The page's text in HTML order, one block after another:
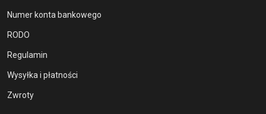
Numer konta bankowego
RODO
Regulamin
Wysyłka i płatności
Zwroty